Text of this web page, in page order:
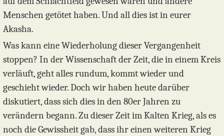
Menschen getötet haben. Und all dies ist in eurer
Akasha.
Was kann eine Wiederholung dieser Vergangenheit
stoppen? In der Wissenschaft der Zeit, die in einem Kreis
verläuft, geht alles rundum, kommt wieder und
geschieht wieder. Doch wir haben heute darüber
diskutiert, dass sich dies in den 80er Jahren zu
verändern begann. Zu dieser Zeit im Kalten Krieg, als es
noch die Gewissheit gab, dass ihr einen weiteren Krieg